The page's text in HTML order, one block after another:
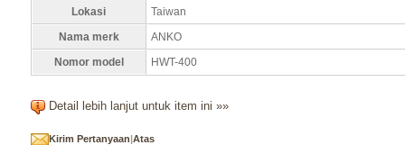
Lokasi
Taiwan
Nama merk
ANKO
Nomor model
HWT-400
Detail lebih lanjut untuk item ini »»
Kirim Pertanyaan|Atas